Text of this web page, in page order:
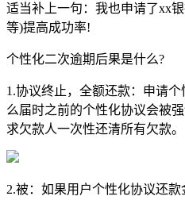
适当补上一句：我也申请了xx
等)提高成功率!
个性化二次逾期后果是什么?
1.协议终止，全额还款：申请
么届时之前的个性化协议会被
求欠款人一次性还清所有欠款。
2.被：如果用户个性化协议还